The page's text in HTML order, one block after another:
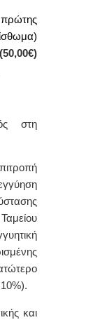
(50,00€)
στη
και